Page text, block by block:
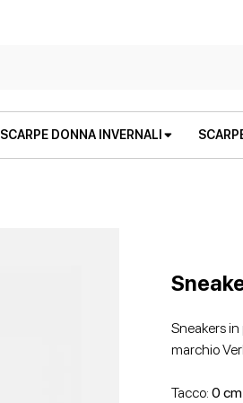
STIVALI E STIVALETTI
SCARPE DONNA INVERNALI
Sneakers
marchio
Tacco:0 cm